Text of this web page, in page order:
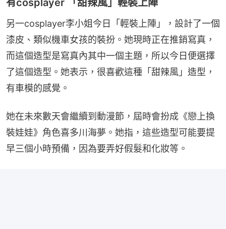
另一cosplayer李小姐今日「輕裝上陣」，設計了一個
漆皮、類似機車女孩的裝扮。她現時正在推銷寫真，
而這個造型是寫真內其中一個主題，所以今日便選擇
了這個造型。她表示，很喜歡這種「甜辣風」造型，
有車模的感覺。
她在未來數天會繼續到動漫節，屆時會扮成《戀上換
裝娃娃》角色喜多川海夢。她指，這些造型可能要提
早三個小時預備，因為要弄好假髮和化妝等。